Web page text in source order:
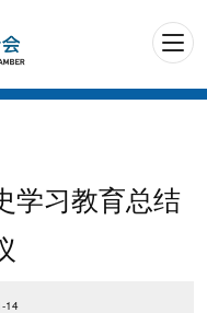
学习教育总结
14